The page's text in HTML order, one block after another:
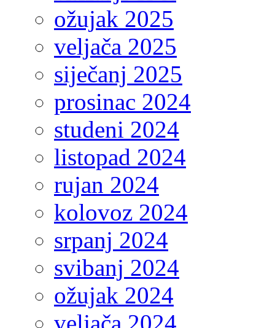
ožujak 2025
veljača 2025
siječanj 2025
prosinac 2024
studeni 2024
listopad 2024
rujan 2024
kolovoz 2024
srpanj 2024
svibanj 2024
ožujak 2024